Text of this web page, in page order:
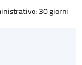
30 giorni